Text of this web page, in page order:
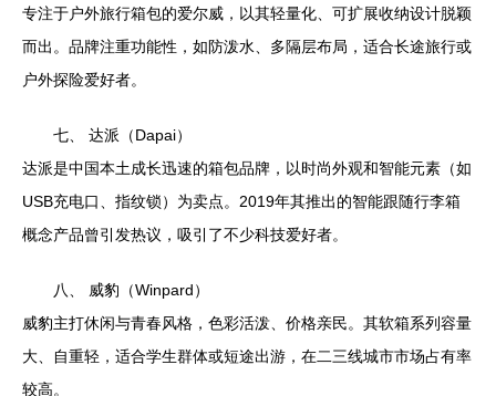
专注于户外旅行箱包的爱尔威，以其轻量化、可扩展收纳设计脱颖
而出。品牌注重功能性，如防泼水、多隔层布局，适合长途旅行或
户外探险爱好者。
七、 达派（Dapai）
达派是中国本土成长迅速的箱包品牌，以时尚外观和智能元素（如
USB充电口、指纹锁）为卖点。2019年其推出的智能跟随行李箱
概念产品曾引发热议，吸引了不少科技爱好者。
八、 威豹（Winpard）
威豹主打休闲与青春风格，色彩活泼、价格亲民。其软箱系列容量
大、自重轻，适合学生群体或短途出游，在二三线城市市场占有率
较高。